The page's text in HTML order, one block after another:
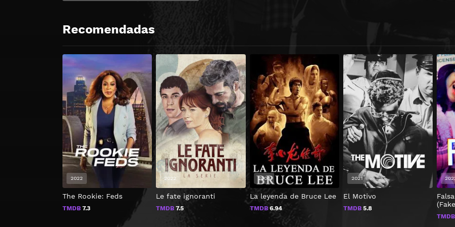
Recomendadas
The Rookie: Feds
TMDB 7.3
2022
Le fate ignoranti
TMDB 7.5
2022
La leyenda de Bruce Lee
TMDB6.94
2008
El Motivo
TMDB5.8
2021
TMDB